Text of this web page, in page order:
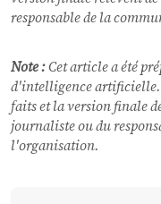
responsable de la
Note :Cet article a été
d'intelligence
faits et la version finale
journaliste ou du
l'organisation.